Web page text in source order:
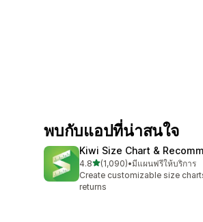
พบกับแอปที่น่าสนใจ
Kiwi Size Chart &
4.8เต็ม 5 ดาว
(1,090)
ทั้งหมด 1090 รีวิว
•มีแผนฟรีให้บริการ
Create customizable size
returns